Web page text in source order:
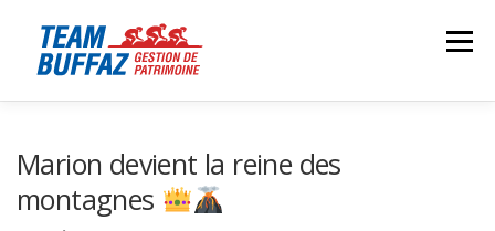
contenu
Menu
Marion devient la reine des
montagnes